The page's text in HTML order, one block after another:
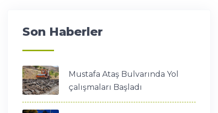
Son Haberler
Mustafa Ataş Bulvarında Yol
çalışmaları Başladı